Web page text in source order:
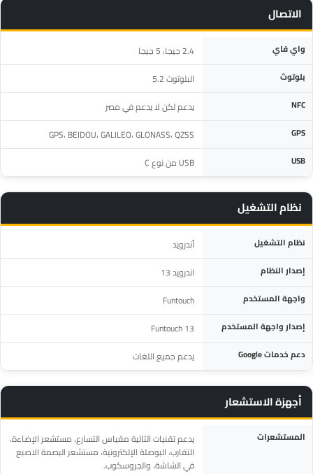
الاتصال
المواصفة
واي فاي 2.4 جيجا، 5 جيجا
بلوتوث البلوتوث 5.2
NFC يدعم لكن لا يدعم في مصر
GPS GPS، BEIDOU، GALILEO، GLONASS، QZSS
USB USB من نوع C
نظام التشغيل
المواصفة التفاصيلنظام التشغيل أندرويد
إصدار النظام اندرويد 13
واجهة المستخدم Funtouch
إصدار واجهة المستخدم Funtouch 13
دعم خدمات Google يدعم جميع اللغات
أجهزة الاستشعار
المواصفة التفاصيلالمستشعرات
يدعم تقنيات التالية مقياس التسارع، مستشعر الإضاءة،
التقارب، البوصلة الإلكترونية، مستشعر البصمة الاصبع
في الشاشة، والجروسكوب.